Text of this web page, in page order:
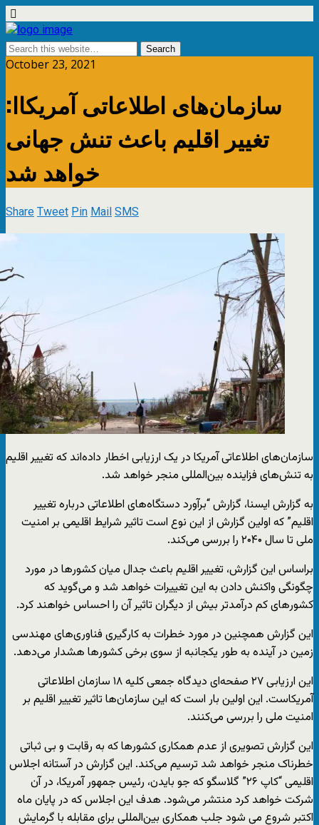
October 23, 2021
سازمان‌های اطلاعاتی آمریکاا:
تغییر اقلیم باعث تنش جهانی
خواهد شد
ShareTweetPinMailSMS
سازمان‌های اطلاعاتی آمریکا در یک ارزیابی اخطار داده‌اند که تغییر اقلیم
به تنش‌های فزاینده بین‌المللی منجر خواهد شد.
به گزارش ایسنا، گزارش “برآورد دستگاه‌های اطلاعاتی درباره تغییر
اقلیم” که اولین گزارش از این نوع است تاثیر شرایط اقلیمی بر امنیت
ملی تا سال ۲۰۴۰ را بررسی می‌کند.
براساس این گزارش، تغییر اقلیم باعث جدال میان کشورها در مورد
چگونگی واکنش دادن به این تغییرات خواهد شد و می‌گوید که
کشورهای کم درآمدتر بیش از دیگران تاثیر آن را احساس خواهند کرد.
این گزارش همچنین در مورد خطرات به کارگیری فناوری‌های مهندسی
زمین در آینده به طور یکجانبه از سوی برخی کشورها هشدار می‌دهد.
این ارزیابی ۲۷ صفحه‌ای دیدگاه جمعی کلیه ۱۸ سازمان اطلاعاتی
آمریکاست. این اولین بار است که این سازمان‌ها تاثیر تغییر اقلیم بر
امنیت ملی را بررسی می‌کنند.
این گزارش تصویری از عدم همکاری کشورها که به رقابت و بی ثباتی
خطرناک منجر خواهد شد ترسیم می‌کند. این گزارش در آستانه اجلاس
اقلیمی “کاپ ۲۶” گلاسگو که جو بایدن، رئیس جمهور آمریکا، در آن
شرکت خواهد کرد منتشر می‌شود. هدف این اجلاس که در پایان ماه
اکتبر شروع می شود جلب همکاری بین‌المللی برای مقابله با گرمایش